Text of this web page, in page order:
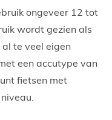
ongeveer 12 tot
wordt gezien als
al te veel eigen
een accutype van
fietsen met